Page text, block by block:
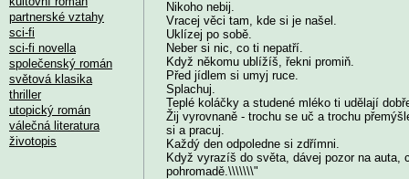
Nikoho nebij.
Vracej věci tam, kde si je našel.
Uklízej po sobě.
Neber si nic, co ti nepatří.
Když někomu ublížíš, řekni promiň.
Před jídlem si umyj ruce.
Splachuj.
Teplé koláčky a studené mléko ti udělají
Žij vyrovnaně - trochu se uč a trochu
si a pracuj.
Každý den odpoledne si zdřímni.
Když vyrazíš do světa, dávej pozor na
pohromadě.\\\\\\\"
partnerské vztahy
sci-fi
sci-fi novella
společenský román
světová klasika
thriller
utopický román
válečná literatura
životopis